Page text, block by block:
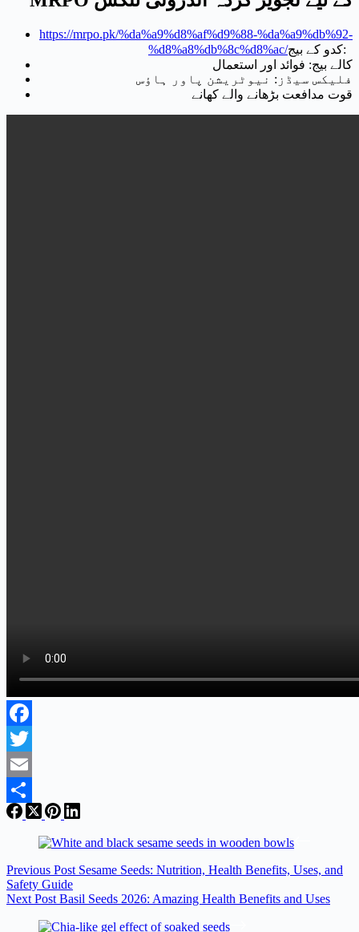
https://mrpo.pk/%da%a9%d8%af%d9%88-%da%a9%db%92-
%d8%a8%db%8c%d8%ac/
کدو کے بیج:
کالے بیج: فوائد اور استعمال
فلیکس سیڈز: نیوٹریشن پاور ہاؤس
قوت مدافعت بڑھانے والے کھانے
Facebook
Twitter
Email
Share
Previous Post Sesame Seeds: Nutrition, Health Benefits, Uses, and
Safety Guide
Next Post Basil Seeds 2026: Amazing Health Benefits and Uses